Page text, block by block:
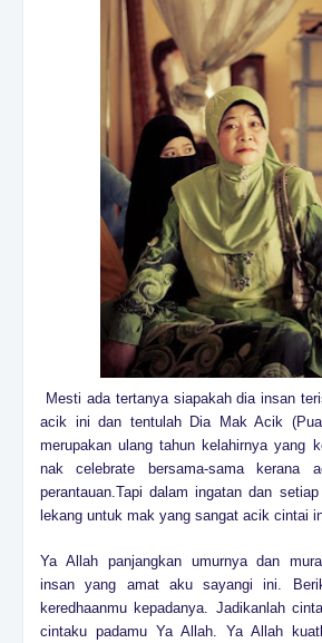
Mesti ada tertanya siapakah dia insan
acik ini dan tentulah Dia Mak Acik
merupakan ulang tahun kelahirnya yang
nak celebrate bersama-sama kerana
perantauan.Tapi dalam ingatan dan
lekang untuk mak yang sangat acik cintai
Ya Allah panjangkan umurnya dan
insan yang amat aku sayangi ini.
keredhaanmu kepadanya. Jadikanlah
cintaku padamu Ya Allah. Ya Allah